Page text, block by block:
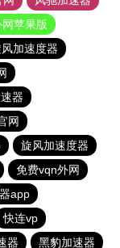
苹果版
加速度器
器
网
旋风加速度器
免费vqn外网
app
快连vp
器 黑豹加速器